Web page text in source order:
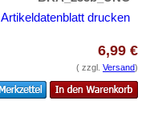
Artikeldatenblatt drucken
6,99 €
( zzgl. Versand)